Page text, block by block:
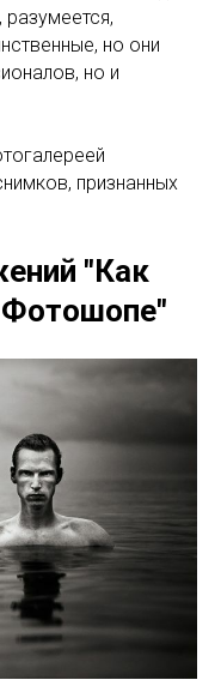
но они
но и
признанных
"Как